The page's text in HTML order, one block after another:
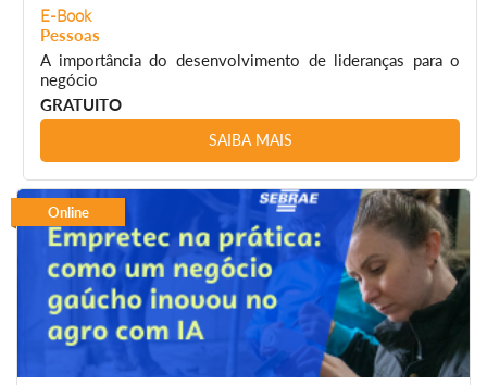
E-Book
Pessoas
A importância do desenvolvimento de lideranças para o
negócio
GRATUITO
SAIBA MAIS
Online